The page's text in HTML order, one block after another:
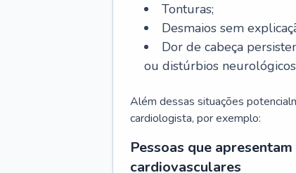
Tonturas;
Desmaios sem
Dor de cabeça
ou distúrbios
Além dessas situações
cardiologista, por exemplo:
Pessoas que
cardiovasculares